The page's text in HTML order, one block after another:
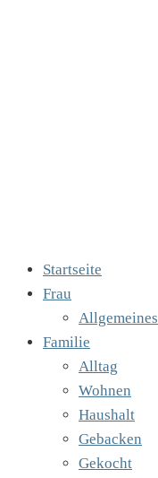
Startseite
Frau
Allgemeines
Familie
Alltag
Wohnen
Haushalt
Gebacken
Gekocht